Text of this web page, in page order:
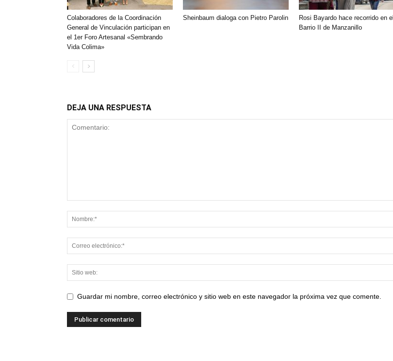
Colaboradores de la Coordinación
General de Vinculación participan en
el 1er Foro Artesanal «Sembrando
Vida Colima»
Sheinbaum dialoga con Pietro Parolin
Rosi Bayardo hace recorrido en el
Barrio II de Manzanillo
DEJA UNA RESPUESTA
Guardar mi nombre, correo electrónico y sitio web en este navegador la próxima vez que comente.